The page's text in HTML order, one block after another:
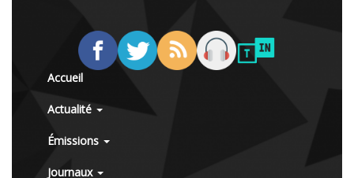
Accueil
Actualité
Émissions
Journaux